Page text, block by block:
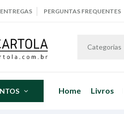
PERGUNTAS FREQUENTES
Categorias
Home Livros